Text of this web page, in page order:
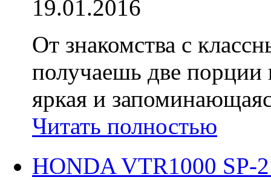
19.01.2016
От знакомства с
получаешь две порции
яркая и
Читать полностью
HONDA VTR1000 SP-